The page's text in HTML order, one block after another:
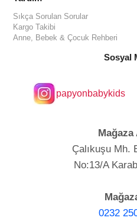
Sıkça Sorulan Sorular
Kargo Takibi
Anne, Bebek & Çocuk Rehberi
Sosyal
papyonbabykids
Mağaza
Çalıkuşu Mh.
No:13/A
0232